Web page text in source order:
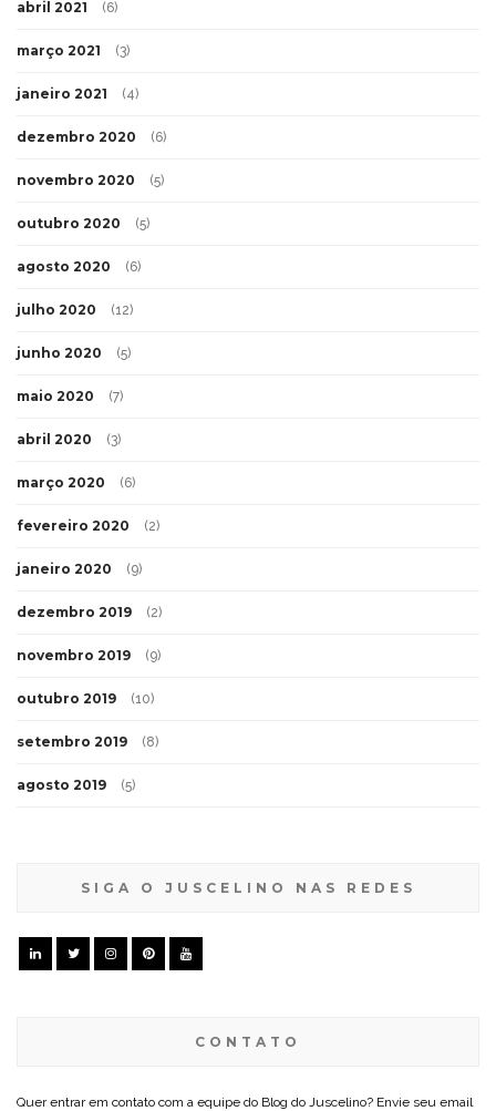
abril 2021 (6)
março 2021 (3)
janeiro 2021 (4)
dezembro 2020 (6)
novembro 2020 (5)
outubro 2020 (5)
agosto 2020 (6)
julho 2020 (12)
junho 2020 (5)
maio 2020 (7)
abril 2020 (3)
março 2020 (6)
fevereiro 2020 (2)
janeiro 2020 (9)
dezembro 2019 (2)
novembro 2019 (9)
outubro 2019 (10)
setembro 2019 (8)
agosto 2019 (5)
SIGA O JUSCELINO NAS REDES
CONTATO
Quer entrar em contato com a equipe do Blog do Juscelino? Envie seu email